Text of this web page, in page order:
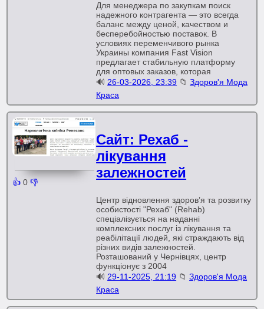
Для менеджера по закупкам поиск
надежного контрагента — это всегда
баланс между ценой, качеством и
бесперебойностью поставок. В
условиях переменчивого рынка
Украины компания Fast Vision
предлагает стабильную платформу
для оптовых заказов, которая
🔊 26-03-2026, 23:39 📁Здоров'я Мода
Краса
👍 0 👎
Сайт: Рехаб -
лікування
залежностей
Центр відновлення здоров’я та розвитку
особистості "Рехаб" (Rehab)
спеціалізується на наданні
комплексних послуг із лікування та
реабілітації людей, які страждають від
різних видів залежностей.
Розташований у Чернівцях, центр
функціонує з 2004
🔊 29-11-2025, 21:19 📁Здоров'я Мода
Краса